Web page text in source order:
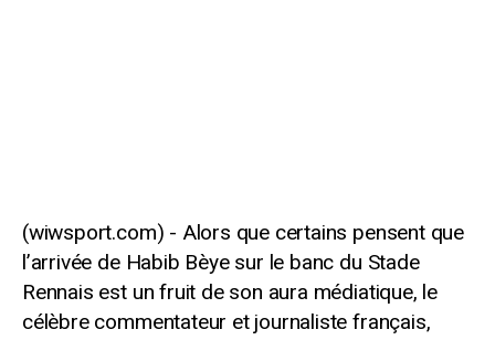
Alors que certains pensent que
l’arrivée de Habib Bèye sur le banc du Stade
Rennais est un fruit de son aura médiatique, le
célèbre commentateur et journaliste français,